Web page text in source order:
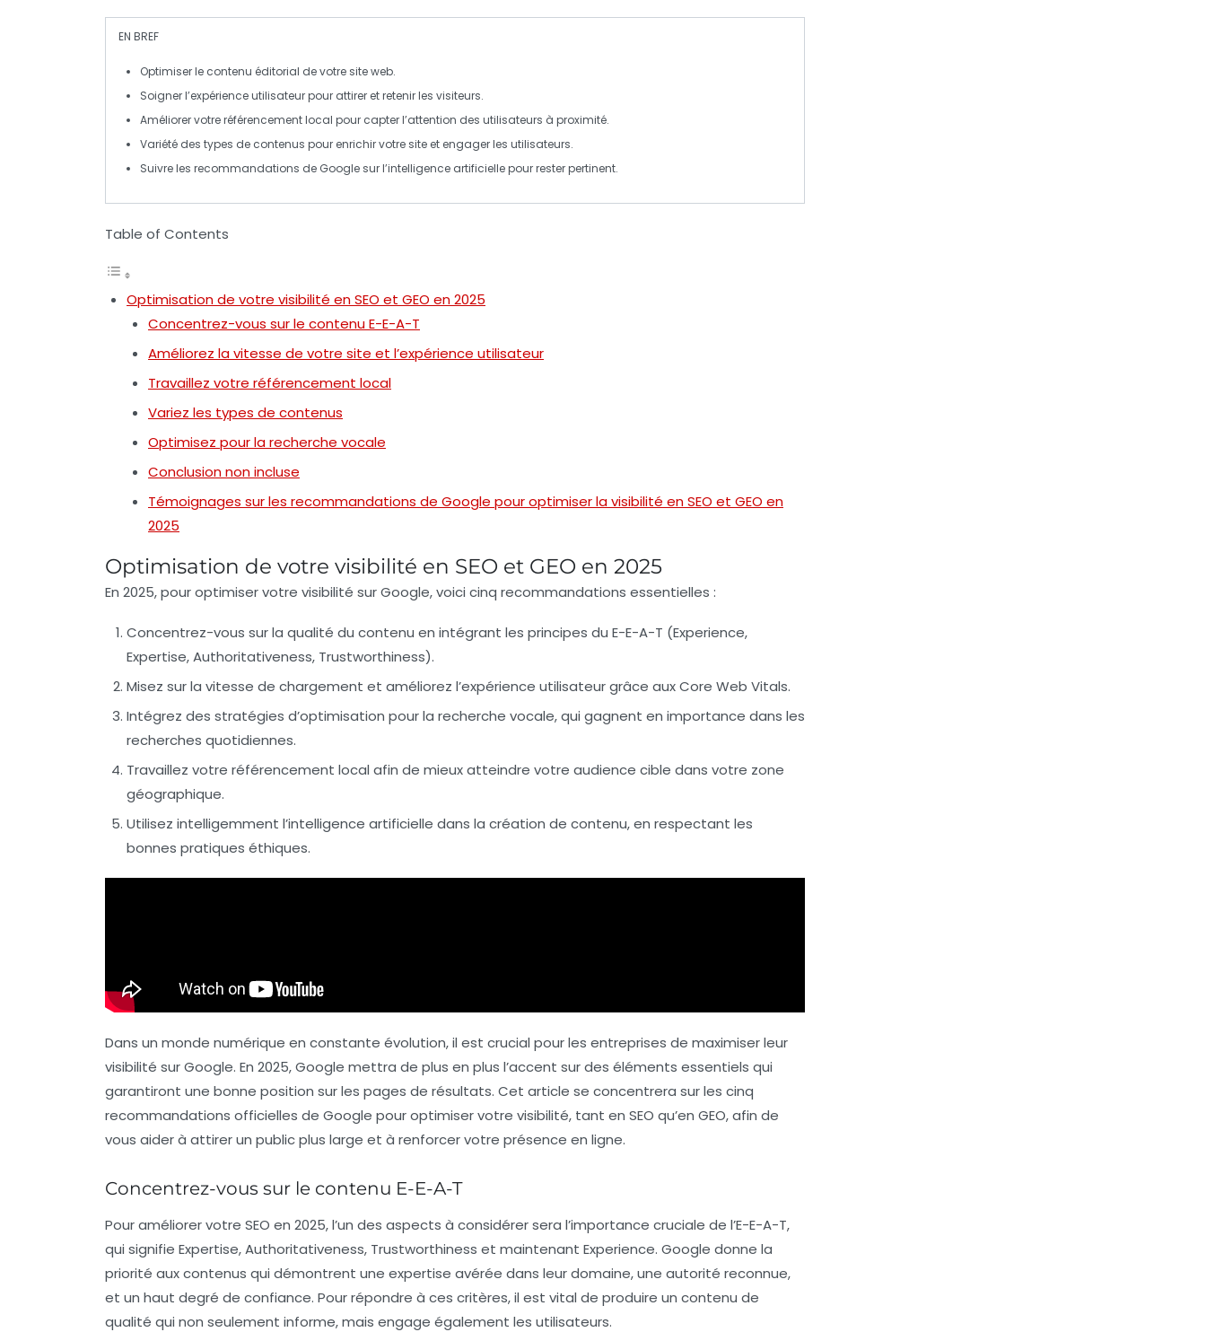
EN BREF
Optimiserle contenu éditorial de votre site web.
Soigner l’expérience utilisateurpour attirer et retenir les visiteurs.
Améliorer votreréférencement local pour capter l’attention des utilisateurs à proximité.
Variété des types de contenus pour enrichir votre site et engager les utilisateurs.
Suivre les recommandations de Google sur l’intelligence artificiellepour rester pertinent.
Table of Contents
Optimisation de votre visibilité en SEO et GEO en 2025
Concentrez-vous sur le contenu E-E-A-T
Améliorez la vitesse de votre site et l’expérience utilisateur
Travaillez votre référencement local
Variez les types de contenus
Optimisez pour la recherche vocale
Conclusion non incluse
Témoignages sur les recommandations de Google pour optimiser la visibilité en SEO et GEO en
2025
Optimisation de votre visibilité en SEO et GEO en 2025
En 2025, pour optimiser votre visibilité sur Google, voici cinq recommandations essentielles :
Concentrez-vous sur la qualité du contenu en intégrant les principes du E-E-A-T (Experience,
Expertise, Authoritativeness, Trustworthiness).
Misez sur la vitesse de chargement et améliorez l’expérience utilisateur grâce auxCore Web Vitals.
Intégrez des stratégies d’optimisation pour la recherche vocale, qui gagnent en importance dans les
recherches quotidiennes.
Travaillez votre référencement local afin de mieux atteindre votre audience cible dans votre zone
géographique.
Utilisez intelligemment l’intelligence artificielle dans la création de contenu, en respectant les
bonnes pratiques éthiques.
Dans un monde numérique en constante évolution, il est crucial pour les entreprises de maximiser leur
visibilité sur Google. En 2025, Google mettra de plus en plus l’accent sur des éléments essentiels qui
garantiront une bonne position sur les pages de résultats. Cet article se concentrera sur les cinq
recommandations officielles de Google pour optimiser votre visibilité, tant en SEO qu’en GEO, afin de
vous aider à attirer un public plus large et à renforcer votre présence en ligne.
Concentrez-vous sur le contenu E-E-A-T
Pour améliorer votre SEO en 2025, l’un des aspects à considérer sera l’importance cruciale de l’E-E-A-T,
qui signifie Expertise, Authoritativeness, Trustworthiness et maintenant Experience. Google donne la
priorité aux contenus qui démontrent une expertise avérée dans leur domaine, une autorité reconnue,
et un haut degré de confiance. Pour répondre à ces critères, il est vital de produire un contenu de
qualité qui non seulement informe, mais engage également les utilisateurs.